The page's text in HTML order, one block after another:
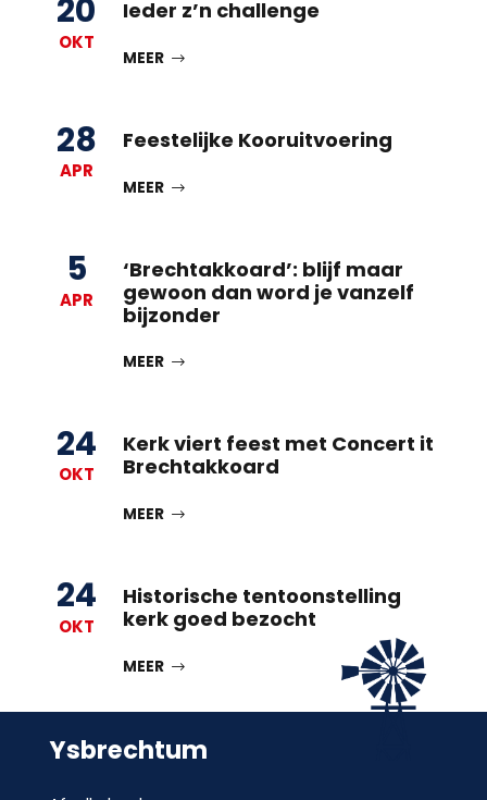
20
OKT
Ieder z’n challenge
MEER
28
APR
Feestelijke Kooruitvoering
MEER
5
APR
‘Brechtakkoard’: blijf maar
gewoon dan word je vanzelf
bijzonder
MEER
24
OKT
Kerk viert feest met Concert it
Brechtakkoard
MEER
24
OKT
Historische tentoonstelling
kerk goed bezocht
MEER
Ysbrechtum